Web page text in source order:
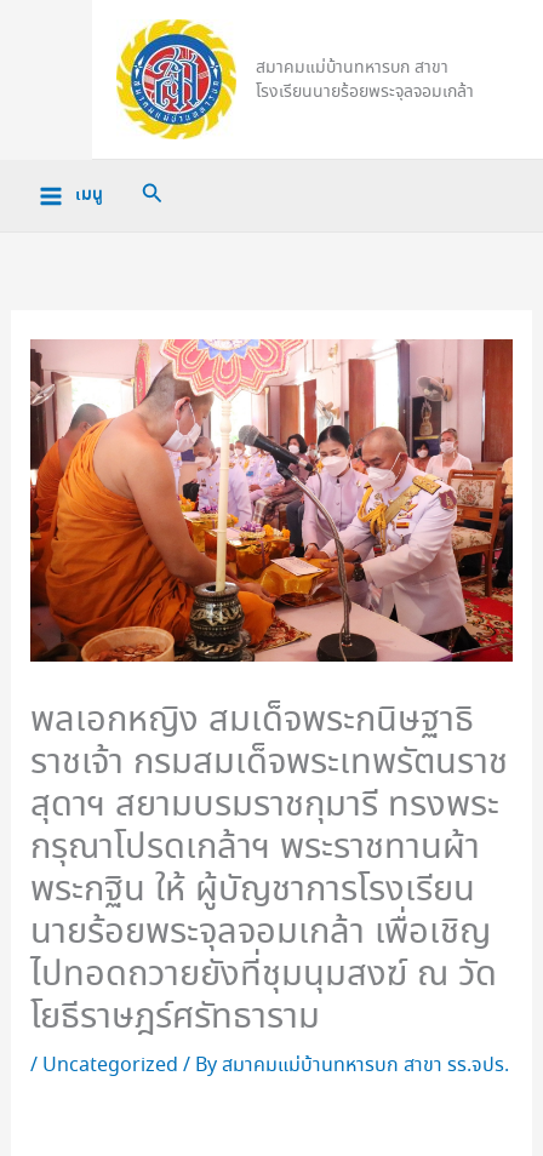
สมาคมแม่บ้านทหารบก สาขา
โรงเรียนนายร้อยพระจุลจอมเกล้า
เมนู Search
พลเอกหญิง สมเด็จพระกนิษฐาธิ
ราชเจ้า กรมสมเด็จพระเทพรัตนราช
สุดาฯ สยามบรมราชกุมารี ทรงพระ
กรุณาโปรดเกล้าฯ พระราชทานผ้า
พระกฐิน ให้ ผู้บัญชาการโรงเรียน
นายร้อยพระจุลจอมเกล้า เพื่อเชิญ
ไปทอดถวายยังที่ชุมนุมสงฆ์ ณ วัด
โยธีราษฎร์ศรัทธาราม
/ Uncategorized / Byสมาคมแม่บ้านทหารบก สาขา รร.จปร.